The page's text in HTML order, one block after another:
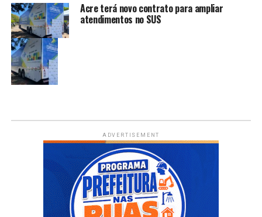
Acre terá novo contrato para ampliar
atendimentos no SUS
ADVERTISEMENT